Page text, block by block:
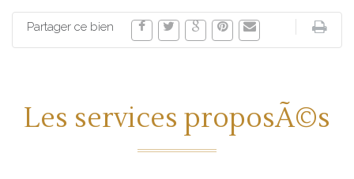
Partager ce bien
Les services proposÃ©s